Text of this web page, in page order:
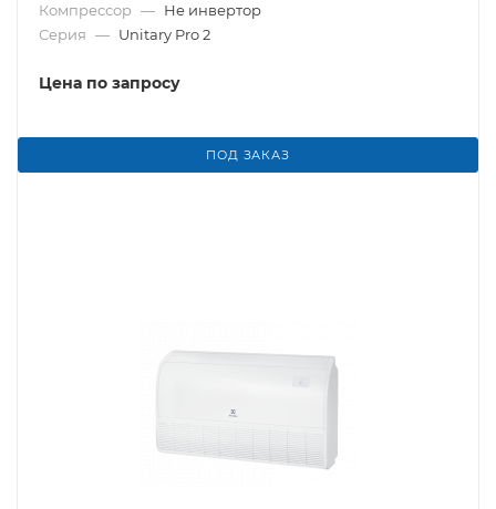
Компрессор — Не инвертор
Серия — Unitary Pro 2
Цена по запросу
ПОД ЗАКАЗ